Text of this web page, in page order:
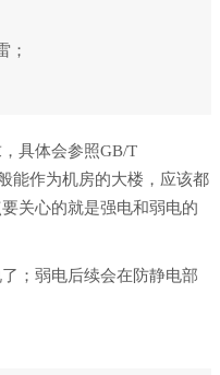
；
具体会参照GB/T
能作为机房的大楼，应该都
关心的就是强电和弱电的
；弱电后续会在防静电部